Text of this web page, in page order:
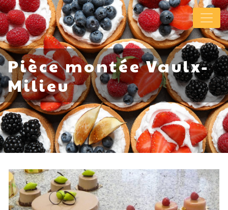
Panneau de gestion des cookies
Pièce montée Vaulx-
Milieu